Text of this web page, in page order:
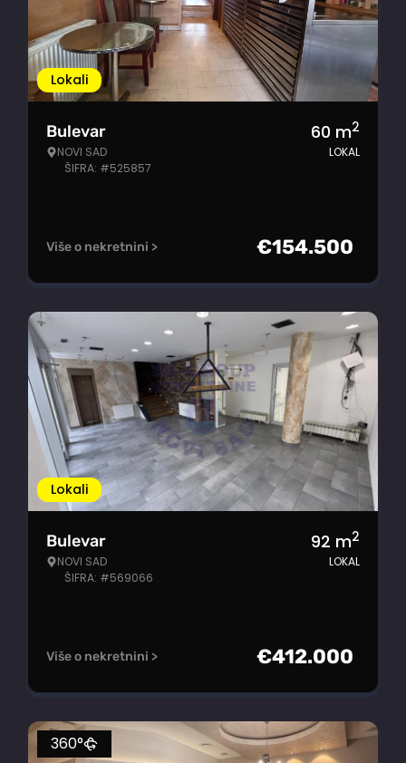
Lokali
Bulevar
NOVI SAD
ŠIFRA: #525857
60 m2
LOKAL
Više o nekretnini > €154.500
Lokali
Bulevar
NOVI SAD
ŠIFRA: #569066
92 m2
LOKAL
Više o nekretnini > €412.000
360°